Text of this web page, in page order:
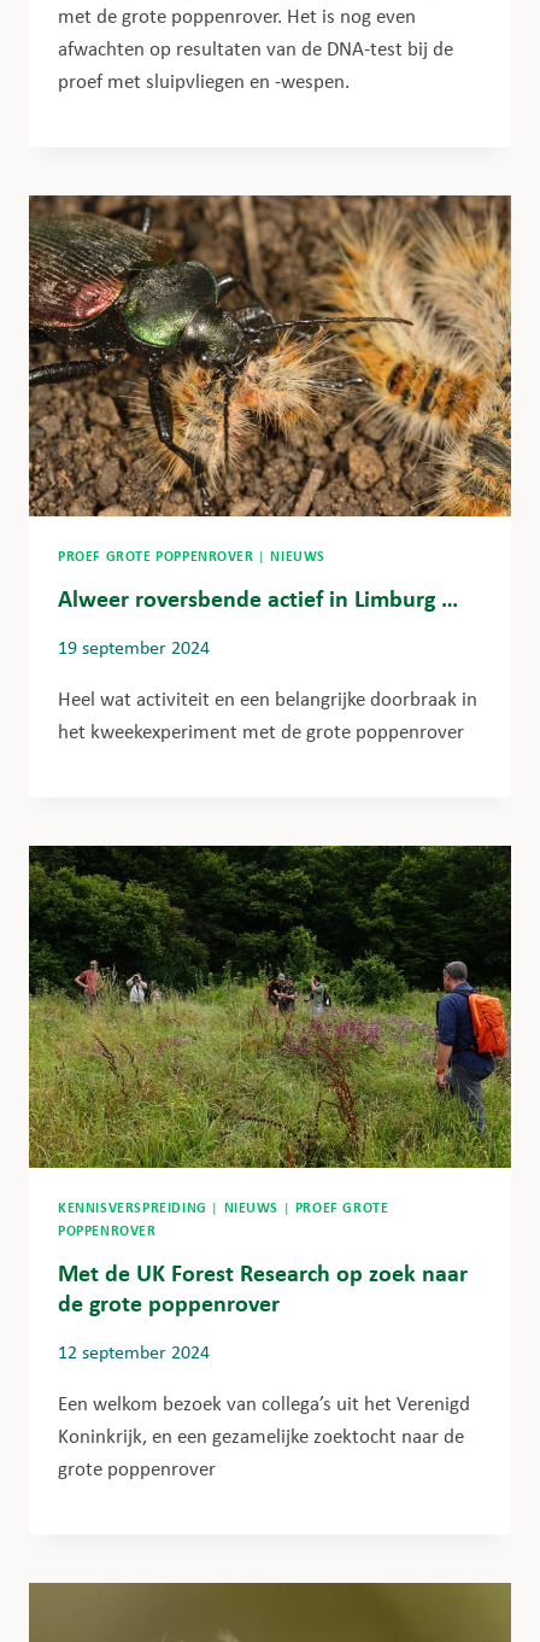
met de grote poppenrover. Het is nog even
afwachten op resultaten van de DNA-test bij de
proef met sluipvliegen en -wespen.
PROEF GROTE POPPENROVER |NIEUWS
Alweer roversbende actief in Limburg …
19 september 2024
Heel wat activiteit en een belangrijke doorbraak in
het kweekexperiment met de grote poppenrover
KENNISVERSPREIDING | NIEUWS | PROEF GROTE
POPPENROVER
Met de UK Forest Research op zoek naar
de grote poppenrover
12 september 2024
Een welkom bezoek van collega’s uit het Verenigd
Koninkrijk, en een gezamelijke zoektocht naar de
grote poppenrover